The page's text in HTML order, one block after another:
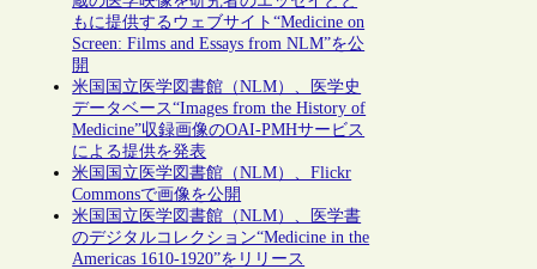
もに提供するウェブサイト“Medicine on
Screen: Films and Essays from NLM”を公
開
米国国立医学図書館（NLM）、医学史
データベース“Images from the History of
Medicine”収録画像のOAI-PMHサービス
による提供を発表
米国国立医学図書館（NLM）、Flickr
Commonsで画像を公開
米国国立医学図書館（NLM）、医学書
のデジタルコレクション“Medicine in the
Americas 1610-1920”をリリース